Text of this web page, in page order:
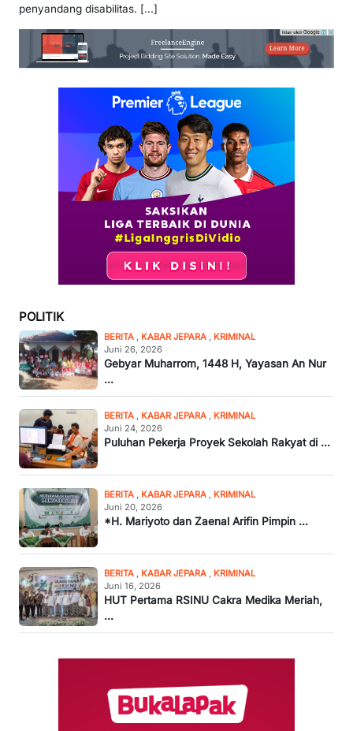
penyandang disabilitas. [...]
POLITIK
BERITA , KABAR JEPARA , KRIMINAL
Juni 26, 2026
Gebyar Muharrom, 1448 H, Yayasan An Nur
...
BERITA , KABAR JEPARA , KRIMINAL
Juni 24, 2026
Puluhan Pekerja Proyek Sekolah Rakyat di ...
BERITA , KABAR JEPARA , KRIMINAL
Juni 20, 2026
*H. Mariyoto dan Zaenal Arifin Pimpin ...
BERITA , KABAR JEPARA , KRIMINAL
Juni 16, 2026
HUT Pertama RSINU Cakra Medika Meriah,
...